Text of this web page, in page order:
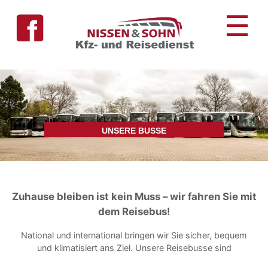
☰
UNSERE BUSSE
Zuhause bleiben ist kein Muss – wir fahren Sie mit
dem Reisebus!
National und international bringen wir Sie sicher, bequem
und klimatisiert ans Ziel. Unsere Reisebusse sind